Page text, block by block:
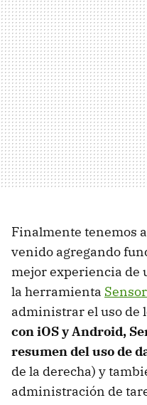
Finalmente tenemos
venido agregando
mejor experiencia de
la herramienta
administrar el uso de
con iOS y Android,
resumen del uso de
de la derecha) y
administración de